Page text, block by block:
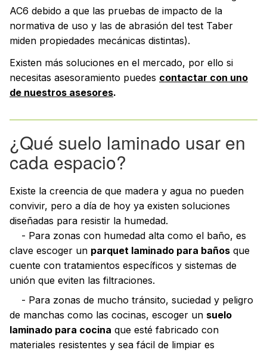
AC6 debido a que las pruebas de impacto de la
normativa de uso y las de abrasión del test Taber
miden propiedades mecánicas distintas).
Existen más soluciones en el mercado, por ello si
necesitas asesoramiento puedes contactar con uno
de nuestros asesores.
¿Qué suelo laminado usar en
cada espacio?
Existe la creencia de que madera y agua no pueden
convivir, pero a día de hoy ya existen soluciones
diseñadas para resistir la humedad.
- Para zonas con humedad alta como el baño, es
clave escoger un parquet laminado para baños que
cuente con tratamientos específicos y sistemas de
unión que eviten las filtraciones.
- Para zonas de mucho tránsito, suciedad y peligro
de manchas como las cocinas, escoger un suelo
laminado para cocina que esté fabricado con
materiales resistentes y sea fácil de limpiar es